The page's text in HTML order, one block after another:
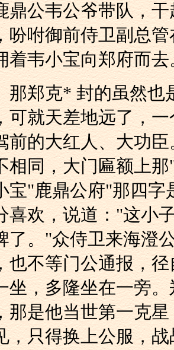
鼎公韦公爷带队，
吩咐御前侍卫副总
着韦小宝向郑府而去
克* 封的虽然也是
可就天差地远了，
前的大红人、大功
相同，大门匾额上
宝"鹿鼎公府"那四字
喜欢，说道："这小
了。"众侍卫来海澄
也不等门公通报，
坐，多隆坐在一旁
那是他当世第一克
，只得换上公服，